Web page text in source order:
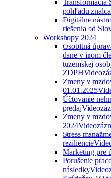
Transformácia
pohľadu znalca
Digitálne
riešenia od
Workshopy 2024
Osobitná
dane v inom
tuzemskej
ZDPH
Zmeny v
01.01.2025
Účtovanie
predaj
Zmeny v
2024
Stress
reziliencie
Marketing pre
Porušenie
následky